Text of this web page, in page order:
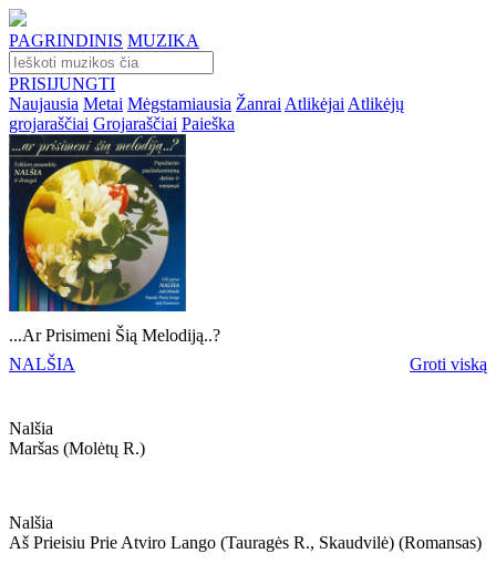
PAGRINDINIS MUZIKA
PRISIJUNGTI
Naujausia Metai Mėgstamiausia Žanrai Atlikėjai Atlikėjų
grojaraščiai Grojaraščiai Paieška
...Ar Prisimeni Šią Melodiją..?
NALŠIA
Groti viską
Nalšia
Maršas (molėtų R.)
Nalšia
Aš Prieisiu Prie Atviro Lango (tauragės R., Skaudvilė) (romansas)